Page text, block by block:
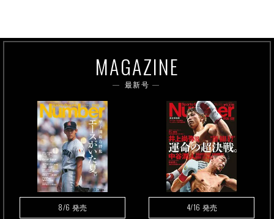
MAGAZINE
最新号
8/6 発売 4/16 発売